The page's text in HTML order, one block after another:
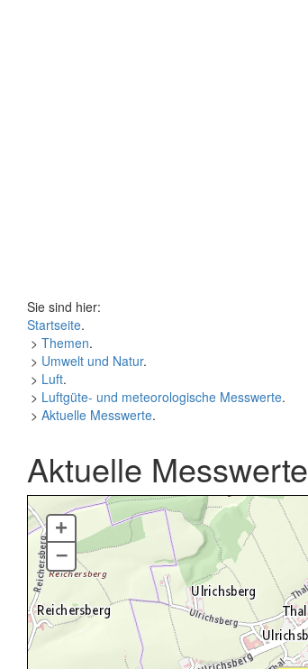
Sie sind hier:
Startseite.
> Themen.
> Umwelt und Natur.
> Luft.
> Luftgüte- und meteorologische Messwerte.
> Aktuelle Messwerte.
Aktuelle Messwerte
+
–